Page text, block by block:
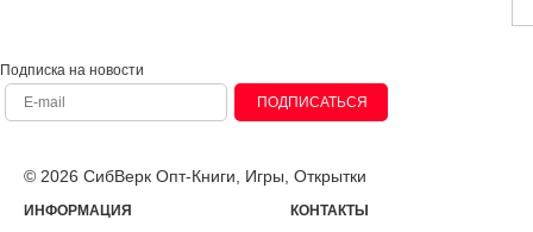
Подписка на новости
ПОДПИСАТЬСЯ
© 2026 СибВерк Опт-Книги, Игры, Открытки
ИНФОРМАЦИЯ КОНТАКТЫ